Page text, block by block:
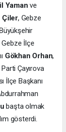
Yaman ve
Çiler, Gebze
İlçe
Gökhan Orhan,
Çayırova
İlçe Başkanı
başta olmak
gösterdi.